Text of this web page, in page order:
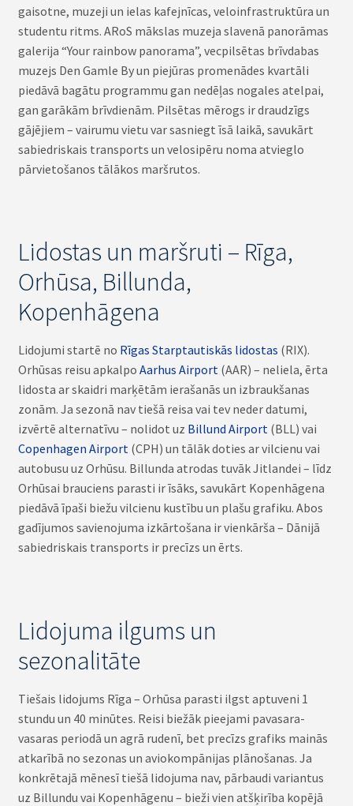
gaisotne, muzeji un ielas kafejnīcas, veloinfrastruktūra un
studentu ritms. ARoS mākslas muzeja slavenā panorāmas
galerija “Your rainbow panorama”, vecpilsētas brīvdabas
muzejs Den Gamle By un piejūras promenādes kvartāli
piedāvā bagātu programmu gan nedēļas nogales atelpai,
gan garākām brīvdienām. Pilsētas mērogs ir draudzīgs
gājējiem – vairumu vietu var sasniegt īsā laikā, savukārt
sabiedriskais transports un velosipēru noma atvieglo
pārvietošanos tālākos maršrutos.
Lidostas un maršruti – Rīga,
Orhūsa, Billunda,
Kopenhāgena
Lidojumi startē no Rīgas Starptautiskās lidostas (RIX).
Orhūsas reisu apkalpo Aarhus Airport(AAR) – neliela, ērta
lidosta ar skaidri marķētām ierašanās un izbraukšanas
zonām. Ja sezonā nav tiešā reisa vai tev neder datumi,
izvērtē alternatīvu – nolidot uz Billund Airport(BLL) vai
Copenhagen Airport(CPH) un tālāk doties ar vilcienu vai
autobusu uz Orhūsu. Billunda atrodas tuvāk Jitlandei – līdz
Orhūsai brauciens parasti ir īsāks, savukārt Kopenhāgena
piedāvā īpaši biežu vilcienu kustību un plašu grafiku. Abos
gadījumos savienojuma izkārtošana ir vienkārša – Dānijā
sabiedriskais transports ir precīzs un ērts.
Lidojuma ilgums un
sezonalitāte
Tiešais lidojums Rīga – Orhūsa parasti ilgst aptuveni 1
stundu un 40 minūtes. Reisi biežāk pieejami pavasara-
vasaras periodā un agrā rudenī, bet precīzs grafiks mainās
atkarībā no sezonas un aviokompānijas plānošanas. Ja
konkrētajā mēnesī tiešā lidojuma nav, pārbaudi variantus
uz Billundu vai Kopenhāgenu – bieži vien atšķirība kopējā